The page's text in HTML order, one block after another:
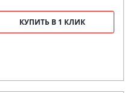
КУПИТЬ В 1 КЛИК